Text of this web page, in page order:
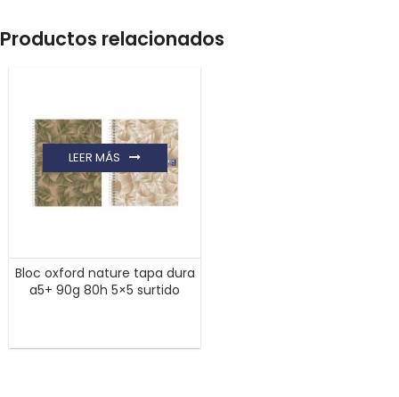
Productos relacionados
Bloc oxford nature tapa dura
a5+ 90g 80h 5×5 surtido
LEER MÁS